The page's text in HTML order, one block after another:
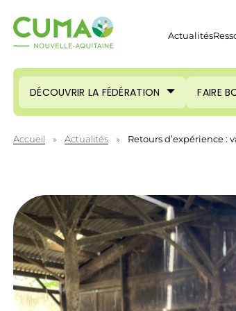
Actualités
DÉCOUVRIR LA FÉDÉRATION FAIRE
Accueil » Actualités » Retours d’expérience